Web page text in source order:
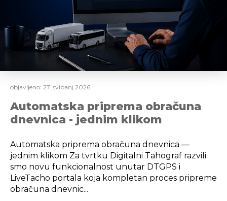
objavljeno: 27. svibanj 2026.
Automatska priprema obračuna
dnevnica - jednim klikom
Automatska priprema obračuna dnevnica —
jednim klikom Za tvrtku Digitalni Tahograf razvili
smo novu funkcionalnost unutar DTGPS i
LiveTacho portala koja kompletan proces pripreme
obračuna dnevnic...